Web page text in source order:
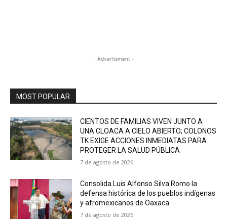
- Advertisment -
MOST POPULAR
CIENTOS DE FAMILIAS VIVEN JUNTO A
UNA CLOACA A CIELO ABIERTO; COLONOS
TK EXIGE ACCIONES INMEDIATAS PARA
PROTEGER LA SALUD PÚBLICA
7 de agosto de 2026
Consolida Luis Alfonso Silva Romo la
defensa histórica de los pueblos indígenas
y afromexicanos de Oaxaca
7 de agosto de 2026